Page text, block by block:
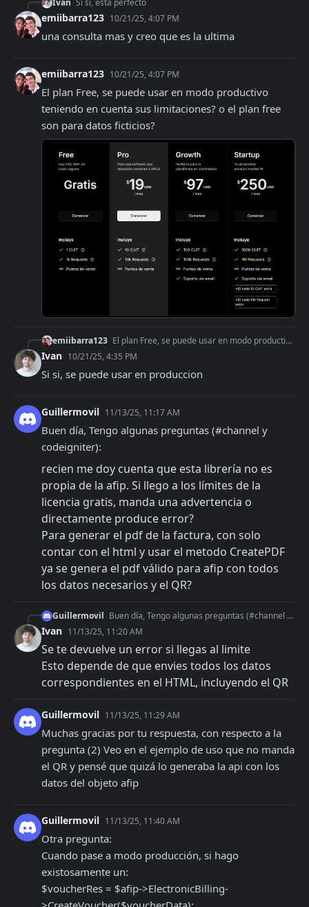
Ivan Si si, esta perfecto
emiibarra123 10/21/25, 4:07 PM
una consulta mas y creo que es la ultima
emiibarra123 10/21/25, 4:07 PM
El plan Free, se puede usar en modo productivo
teniendo en cuenta sus limitaciones? o el plan free
son para datos ficticios?
emiibarra123 El plan Free, se puede usar en modo productivo teniendo en cuenta sus limitaciones? o el plan free son para datos ficticios?
Ivan 10/21/25, 4:35 PM
Si si, se puede usar en produccion
Guillermovil 11/13/25, 11:17 AM
Buen día, Tengo algunas preguntas (#channel y
codeigniter):
recien me doy cuenta que esta librería no es
propia de la afip. Si llego a los límites de la
licencia gratis, manda una advertencia o
directamente produce error?
Para generar el pdf de la factura, con solo
contar con el html y usar el metodo CreatePDF
ya se genera el pdf válido para afip con todos
los datos necesarios y el QR?
Guillermovil Buen día, Tengo algunas preguntas (#channel y codeigniter): 1) recien me doy cuenta que esta librería no es propia de la afip. Si llego a los límites de la lice
Ivan 11/13/25, 11:20 AM
Se te devuelve un error si llegas al limite
Esto depende de que envies todos los datos
correspondientes en el HTML, incluyendo el QR
Guillermovil 11/13/25, 11:29 AM
Muchas gracias por tu respuesta, con respecto a la
pregunta (2) Veo en el ejemplo de uso que no manda
el QR y pensé que quizá lo generaba la api con los
datos del objeto afip
Guillermovil 11/13/25, 11:40 AM
Otra pregunta:
Cuando pase a modo producción, si hago
existosamente un:
$voucherRes = $afip->ElectronicBilling-